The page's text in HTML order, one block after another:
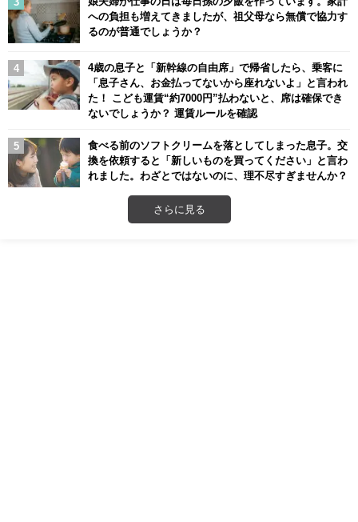
への負担も増えてきましたが、祖父母なら無償で協力す
るのが普通でしょうか？
4歳の息子と「新幹線の自由席」で帰省したら、乗客に
「息子さん、お金払ってないから座れないよ」と言われ
た！ こども運賃“約7000円”払わないと、席は確保でき
ないでしょうか？ 運賃ルールを確認
食べる前のソフトクリームを落としてしまった息子。交
換を依頼すると「新しいものを買ってください」と言わ
れました。わざとではないのに、理不尽すぎませんか？
さらに見る